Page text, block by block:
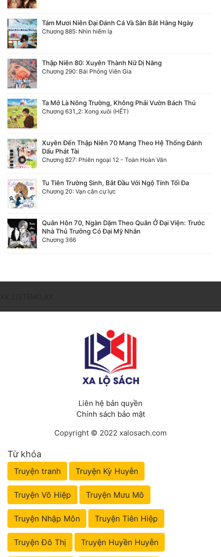
Tám Mươi Niên Đại Đánh Cá Và Săn Bắt Hằng Ngày
Chương 885: Nhìn hiếm lạ
Thập Niên 80: Xuyên Thành Nữ Dị Năng
Chương 290: Bái Phỏng Viên Gia
Ta Mở Là Nông Trường, Không Phải Vườn Bách Thú
Chương 631_2: Xong xuôi (HẾT)
Xuyên Đến Thập Niên 70 Mang Theo Hệ Thống Đánh
Dấu Phát Tài
Chương 827: Phiên ngoại 12 - Toàn Hoàn Văn
Tu Tiên Trường Sinh, Bắt Đầu Với Ngộ Tính Tối Đa
Chương 20: Vạn cân cự lực
Quân Hôn 70, Ngàn Dặm Theo Quân Ở Đại Viện: Trước
Nhà Thủ Trưởng Có Đại Mỹ Nhân
Chương 366
Liên hệ bản quyền
Chính sách bảo mật
Copyright © 2022 xalosach.com
Từ khóa
Truyện tranh Truyện Kỳ Huyễn
Truyện Võ Hiệp Truyện Mưu Mô
Truyện Nhập Môn Truyện Tiên Hiệp
Truyện Đô Thị Truyện Huyền Huyễn